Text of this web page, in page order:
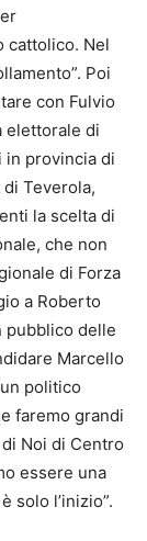
cattolico. Nel
Poi
con Fulvio
elettorale di
in provincia di
Teverola,
la scelta di
che non
di Forza
a Roberto
pubblico delle
Marcello
politico
faremo grandi
Noi di Centro
essere una
solo l’inizio”.